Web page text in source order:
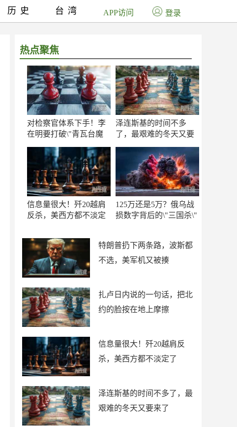
热点聚焦
对检察官体系下手！李
在明要打破\"青瓦台魔
泽连斯基的时间不多
了，最艰难的冬天又要
信息量很大！歼20越肩
反杀，美西方都不淡定
125万还是5万？俄乌战
损数字背后的\"三国杀\"
特朗普扔下两条路，波斯都
不选，美军机又被揍
扎卢日内说的一句话，把北
约的脸按在地上摩擦
信息量很大！歼20越肩反
杀，美西方都不淡定了
泽连斯基的时间不多了，最
艰难的冬天又要来了
历史 台湾 APP访问 登录